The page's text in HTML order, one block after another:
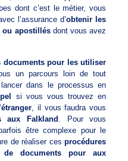
dont c’est le métier, vous
l’assurance d’obtenir les
ou apostillésdont vous avez
documents pour les utiliser
un parcours loin de tout
dans le processus en
si vous vous trouvez en
, il vous faudra vous
aux Falkland. Pour vous
être complexe pour le
de réaliser cesprocédures
documents pour aux